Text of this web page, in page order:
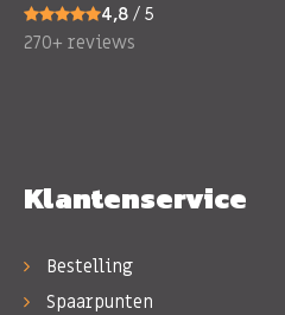
4,8 / 5
270+ reviews
Klantenservice
Bestelling
Spaarpunten